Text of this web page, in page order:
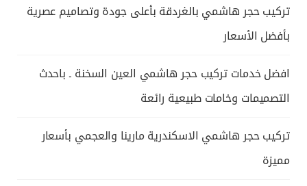
تركيب حجر هاشمي بالغردقة بأعلى جودة وتصاميم عصرية
بأفضل الأسعار
افضل خدمات تركيب حجر هاشمي العين السخنة ـ باحدث
التصميمات وخامات طبيعية رائعة
تركيب حجر هاشمي الاسكندرية مارينا والعجمي بأسعار
مميزة